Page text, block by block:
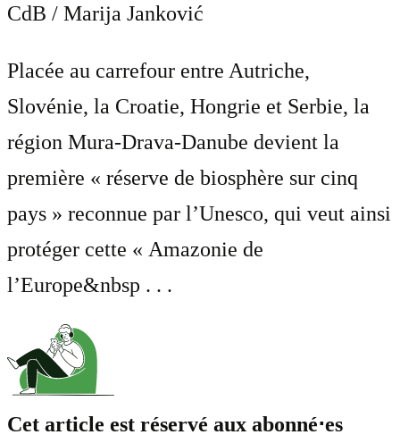
CdB / Marija Janković
Placée au carrefour entre Autriche,
Slovénie, la Croatie, Hongrie et Serbie, la
région Mura-Drava-Danube devient la
première « réserve de biosphère sur cinq
pays » reconnue par l’Unesco, qui veut ainsi
protéger cette « Amazonie de
l’Europe&nbsp . . .
Cet article est réservé aux abonné⋅es